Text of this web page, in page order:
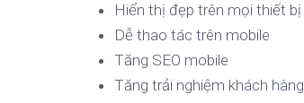
Hiển thị đẹp trên mọi thiết bị
Dễ thao tác trên mobile
Tăng SEO mobile
Tăng trải nghiệm khách hàng